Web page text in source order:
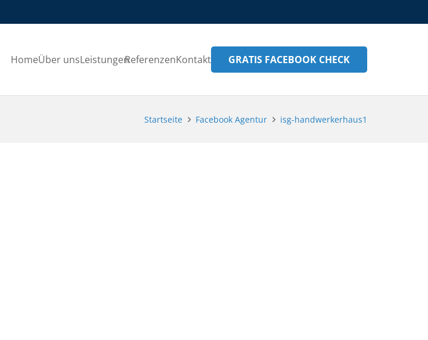
HomeÜber unsLeistungenReferenzenKontakt GRATIS FACEBOOK CHECK
Startseite Facebook Agentur isg-handwerkerhaus1